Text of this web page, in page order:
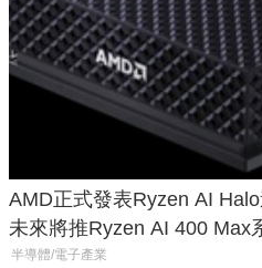
AMD正式發表Ryzen AI
未來將推Ryzen AI 400 Max
半導體/電子產業